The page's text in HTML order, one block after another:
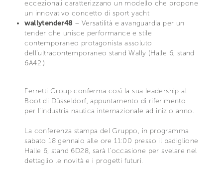
eccezionali caratterizzano un modello che propone
un innovativo concetto di sport yacht
wallytender48 – Versatilità e avanguardia per un
tender che unisce performance e stile
contemporaneo protagonista assoluto
dell’ultracontemporaneo stand Wally (Halle 6, stand
6A42.)
Ferretti Group conferma così la sua leadership al
Boot di Düsseldorf, appuntamento di riferimento
per l’industria nautica internazionale ad inizio anno.
La conferenza stampa del Gruppo, in programma
sabato 18 gennaio alle ore 11:00 presso il padiglione
Halle 6, stand 6D28, sarà l’occasione per svelare nel
dettaglio le novità e i progetti futuri.